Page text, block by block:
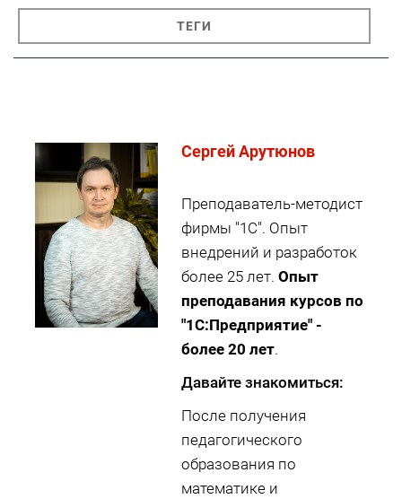
ТЕГИ
Cергей Арутюнов
Преподаватель-методист
фирмы "1С". Опыт
внедрений и разработок
более 25 лет. Опыт
преподавания курсов по
"1С:Предприятие" -
более 20 лет.
Давайте знакомиться:
После получения
педагогического
образования по
математике и